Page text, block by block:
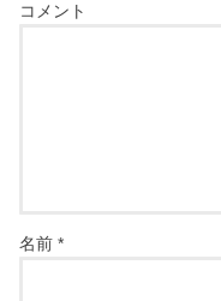
コメント
名前*